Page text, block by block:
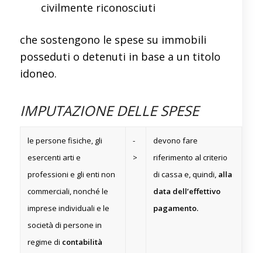
civilmente riconosciuti
che sostengono le spese su immobili
posseduti o detenuti in base a un titolo
idoneo.
IMPUTAZIONE DELLE SPESE
le persone fisiche, gli
esercenti arti e
professioni e gli enti non
commerciali, nonché le
imprese individuali e le
società di persone in
regime di contabilità
-
>
devono fare
riferimento al criterio
di cassa e, quindi, alla
data dell’effettivo
pagamento.